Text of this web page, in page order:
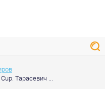
Тарасевич ...